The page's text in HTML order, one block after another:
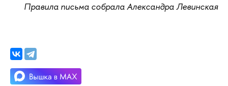
Правила письма собрала Александра Левинская